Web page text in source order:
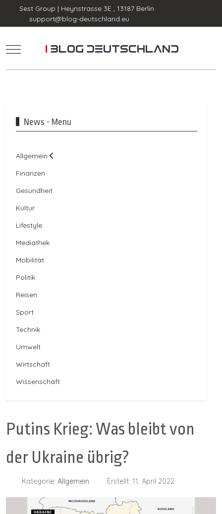
Sest Group | Heynstrasse 3E , 13187 Berlin
support@blog-deutschland.eu
Mobile Menu Toggle
News - Menu
Allgemein
Finanzen
Gesundheit
Kultur
Lifestyle
Mediathek
Mobilität
Politik
Reisen
Sport
Technik
Umwelt
Wirtschaft
Wissenschaft
Putins Krieg: Was bleibt von
der Ukraine übrig?
Kategorie: Allgemein Erstellt: 11. April 2022